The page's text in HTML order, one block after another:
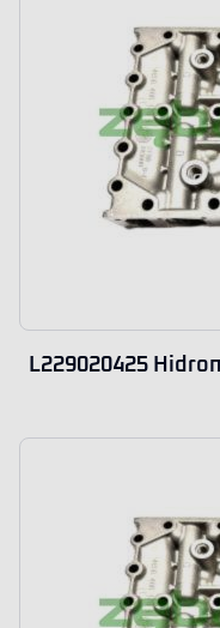
L229020425